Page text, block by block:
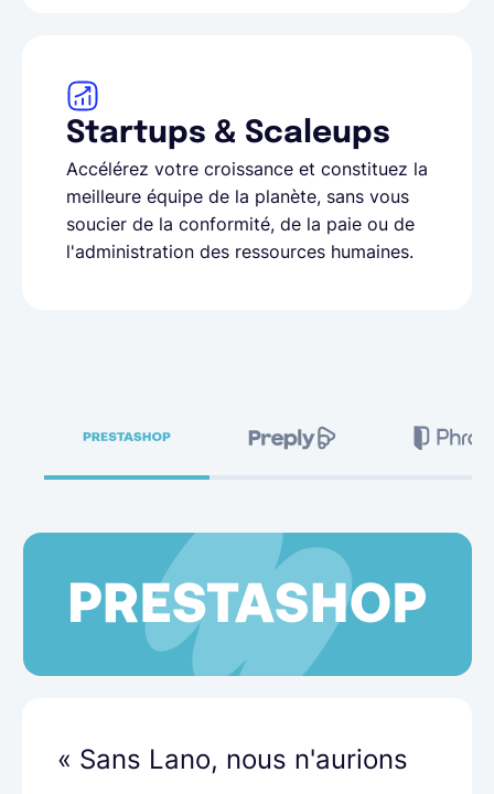
Startups & Scaleups
Accélérez votre croissance et constituez la
meilleure équipe de la planète, sans vous
soucier de la conformité, de la paie ou de
l'administration des ressources humaines.
« Sans Lano, nous n'aurions